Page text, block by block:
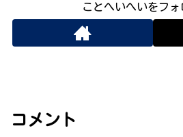
ことへいへいをフォ
コメント